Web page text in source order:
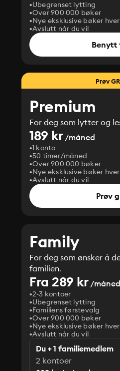
Ubegrenset lytting
Over 900 000 bøker
Nye eksklusive bøker
Avslutt når du vil
Benytt
Prøv
Premium
For deg som lytter og
189 kr/måned
1 konto
50 timer/måned
Over 900 000 bøker
Nye eksklusive bøker
Avslutt når du vil
Prøv
Family
For deg som ønsker å
familien.
Fra 289 kr/måned
2-3 kontoer
Ubegrenset lytting
Familiens førstevalg
Over 900 000 bøker
Nye eksklusive bøker
Avslutt når du vil
Du + 1 familiemedlem
2 kontoer